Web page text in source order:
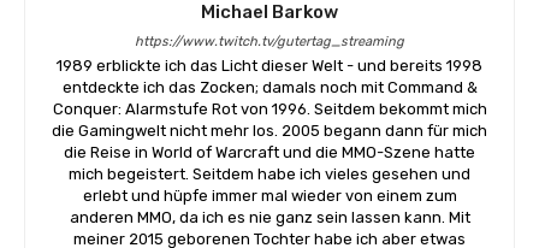
Michael Barkow
https://www.twitch.tv/gutertag_streaming
1989 erblickte ich das Licht dieser Welt - und bereits 1998
entdeckte ich das Zocken; damals noch mit Command &
Conquer: Alarmstufe Rot von 1996. Seitdem bekommt mich
die Gamingwelt nicht mehr los. 2005 begann dann für mich
die Reise in World of Warcraft und die MMO-Szene hatte
mich begeistert. Seitdem habe ich vieles gesehen und
erlebt und hüpfe immer mal wieder von einem zum
anderen MMO, da ich es nie ganz sein lassen kann. Mit
meiner 2015 geborenen Tochter habe ich aber etwas